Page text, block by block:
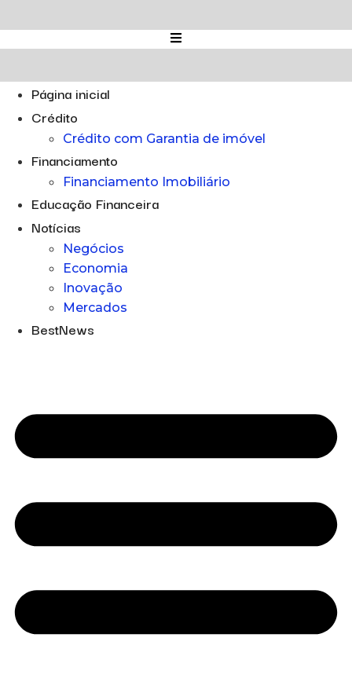
para
o
Página inicial
Crédito
Crédito com Garantia de imóvel
Financiamento
Financiamento Imobiliário
Educação Financeira
Notícias
Negócios
Economia
Inovação
Mercados
BestNews